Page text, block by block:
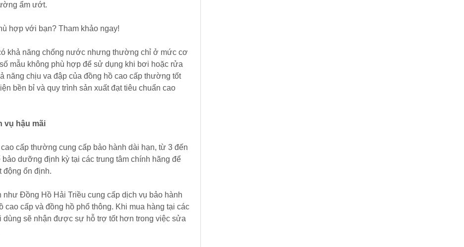
ẩm ướt.
hợp với bạn? Tham khảo ngay!
khả năng chống nước nhưng thường chỉ ở mức cơ
mẫu không phù hợp để sử dụng khi bơi hoặc rửa
năng chịu va đập của đồng hồ cao cấp thường tốt
bền bỉ và quy trình sản xuất đạt tiêu chuẩn cao
vụ hậu mãi
cấp thường cung cấp bảo hành dài hạn, từ 3 đến
dưỡng định kỳ tại các trung tâm chính hãng để
động ổn định.
như Đồng Hồ Hải Triều cung cấp dịch vụ bảo hành
cao cấp và đồng hồ phổ thông. Khi mua hàng tại các
dùng sẽ nhận được sự hỗ trợ tốt hơn trong việc sửa